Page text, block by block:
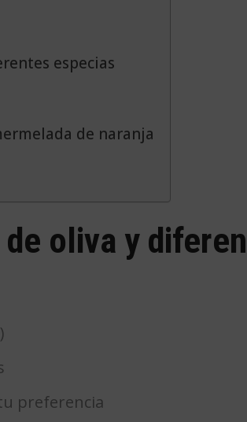
especias
de naranja
oliva y
preferencia